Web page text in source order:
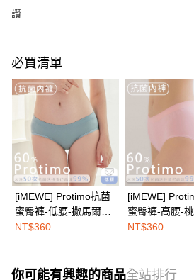
讚
必買清單
[iMEWE] Protimo抗菌
蜜臀褲-低腰-撒馬爾罕
霧灰
NT$360
[iMEWE]
蜜臀褲-高腰-
NT$360
你可能有興趣的商品全站排行